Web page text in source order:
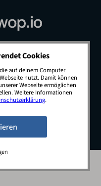
rights reserved.
Kontakt
Datenschutz
Cookies
auf deinem Computer
nutzt. Damit können
Webseite ermöglichen
Weitere Informationen
.